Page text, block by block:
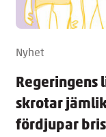
Nyhet
Regeringens
skrotar
fördjupar